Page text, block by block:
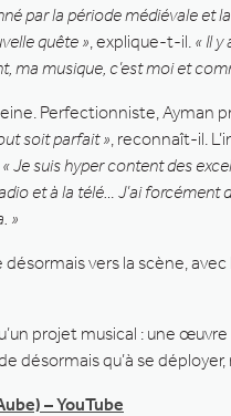
par la période médiévale et
quête », explique-t-il. « Il
ma musique, c’est moi et
Perfectionniste, Ayman
soit parfait », reconnaît-il.
« Je suis hyper content des
et à la télé… J’ai
»
vers la scène,
projet musical : une
désormais qu’à se
– YouTube